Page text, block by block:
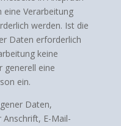
Verarbeitung
werden. Ist die
Daten erforderlich
keine
generell eine
ein.
Daten,
Anschrift, E-Mail-